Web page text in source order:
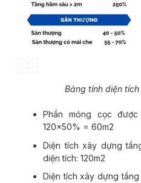
Bảng tính diện
Phần móng cọc
120×50% = 60m2
Diện tích xây dựng
diện tích: 120m2
Diện tích xây dựng